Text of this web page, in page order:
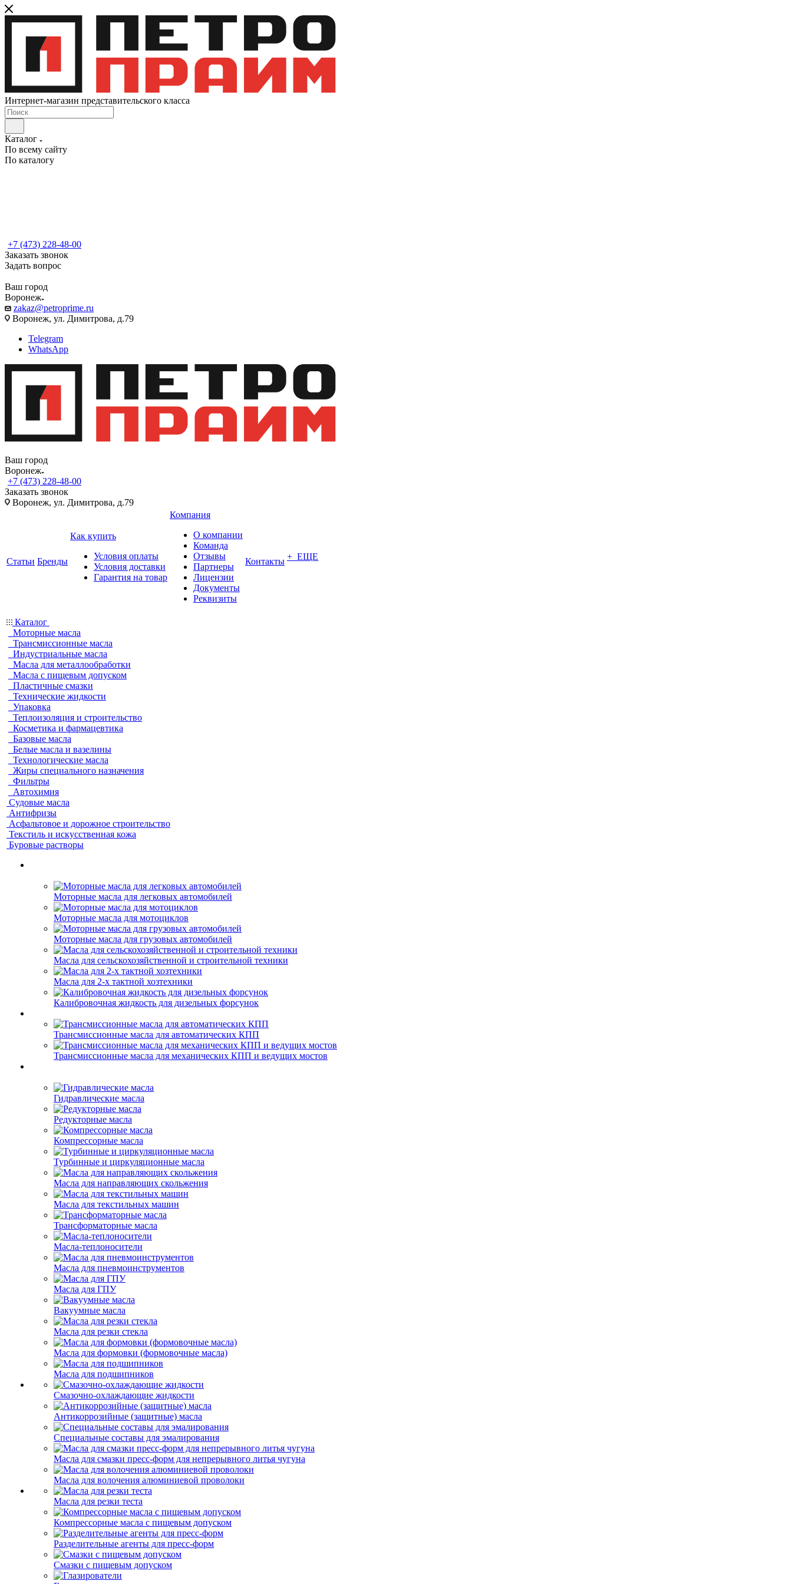
Интернет-магазин представительского класса
Каталог
По всему сайту
По каталогу
+7 (473) 228-48-00
Заказать звонок
Задать вопрос
Ваш город
Воронеж
zakaz@petroprime.ru
Воронеж, ул. Димитрова, д.79
Telegram
WhatsApp
Ваш город
Воронеж
+7 (473) 228-48-00
Заказать звонок
Воронеж, ул. Димитрова, д.79
Статьи Бренды
Как купить
Условия оплаты
Условия доставки
Гарантия на товар
Компания
О компании
Команда
Отзывы
Партнеры
Лицензии
Документы
Реквизиты
Контакты + ЕЩЕ
Каталог
Моторные масла
Трансмиссионные масла
Индустриальные масла
Масла для металлообработки
Масла с пищевым допуском
Пластичные смазки
Технические жидкости
Упаковка
Теплоизоляция и строительство
Косметика и фармацевтика
Базовые масла
Белые масла и вазелины
Технологические масла
Жиры специального назначения
Фильтры
Автохимия
Судовые масла
Антифризы
Асфальтовое и дорожное строительство
Текстиль и искусственная кожа
Буровые растворы
Моторные масла для легковых автомобилей
Моторные масла для мотоциклов
Моторные масла для грузовых автомобилей
Масла для сельскохозяйственной и строительной техники
Масла для 2-х тактной хозтехники
Калибровочная жидкость для дизельных форсунок
Трансмиссионные масла для автоматических КПП
Трансмиссионные масла для механических КПП и ведущих мостов
Гидравлические масла
Редукторные масла
Компрессорные масла
Турбинные и циркуляционные масла
Масла для направляющих скольжения
Масла для текстильных машин
Трансформаторные масла
Масла-теплоносители
Масла для пневмоинструментов
Масла для ГПУ
Вакуумные масла
Масла для резки стекла
Масла для формовки (формовочные масла)
Масла для подшипников
Смазочно-охлаждающие жидкости
Антикоррозийные (защитные) масла
Специальные составы для эмалирования
Масла для смазки пресс-форм для непрерывного литья чугуна
Масла для волочения алюминиевой проволоки
Масла для резки теста
Компрессорные масла с пищевым допуском
Разделительные агенты для пресс-форм
Смазки с пищевым допуском